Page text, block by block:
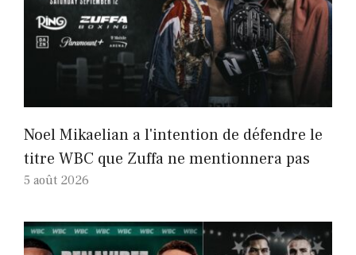
Noel Mikaelian a l'intention de défendre le
titre WBC que Zuffa ne mentionnera pas
5 août 2026